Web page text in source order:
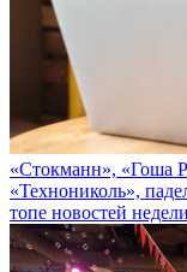
«Стокманн», «Гоша
«Технониколь»,
топе новостей недели